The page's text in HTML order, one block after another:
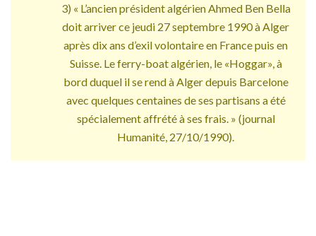
3) « L’ancien président algérien Ahmed Ben Bella
doit arriver ce jeudi 27 septembre 1990 à Alger
après dix ans d’exil volontaire en France puis en
Suisse. Le ferry-boat algérien, le «Hoggar», à
bord duquel il se rend à Alger depuis Barcelone
avec quelques centaines de ses partisans a été
spécialement affrété à ses frais. » (journal
Humanité, 27/10/1990).